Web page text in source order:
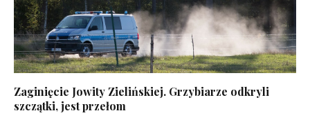
Zaginięcie Jowity Zielińskiej. Grzybiarze odkryli
szczątki, jest przełom